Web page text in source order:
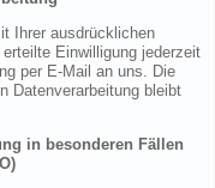
Ihrer ausdrücklichen
Einwilligung jederzeit
per E-Mail an uns. Die
Datenverarbeitung bleibt
in besonderen Fällen